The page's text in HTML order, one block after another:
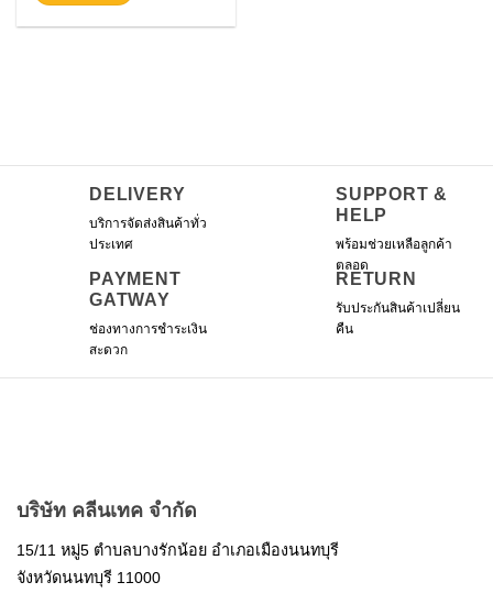
DELIVERY
บริการจัดส่งสินค้าทั่ว
ประเทศ
SUPPORT &
HELP
พร้อมช่วยเหลือลูกค้า
ตลอด
PAYMENT
GATWAY
ช่องทางการชำระเงิน
สะดวก
RETURN
รับประกันสินค้าเปลี่ยน
คืน
บริษัท คลีนเทค จำกัด
15/11 หมู่5 ตำบลบางรักน้อย อำเภอเมืองนนทบุรี
จังหวัดนนทบุรี 11000